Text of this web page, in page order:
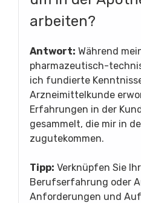
arbeiten?
Antwort: Während
pharmazeutisch-
ich fundierte
Arzneimittelkunde
Erfahrungen in der
gesammelt, die mir in
zugutekommen.
Tipp: Verknüpfen Sie
Berufserfahrung oder
Anforderungen und